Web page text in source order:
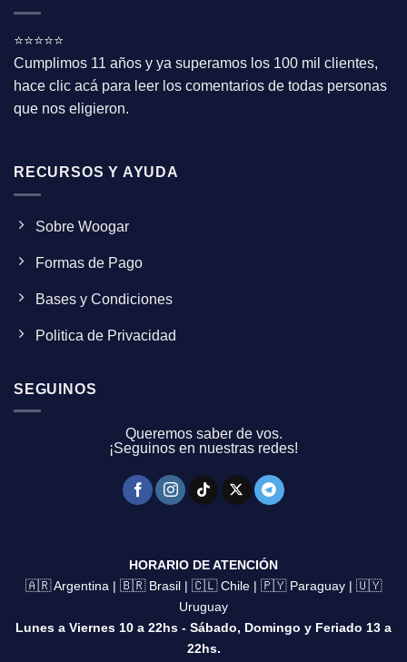
⭐⭐⭐⭐⭐
Cumplimos 11 años y ya superamos los 100 mil clientes,
hace clic acá para leer los comentarios de todas personas
que nos eligieron.
RECURSOS Y AYUDA
Sobre Woogar
Formas de Pago
Bases y Condiciones
Politica de Privacidad
SEGUINOS
Queremos saber de vos.
¡Seguinos en nuestras redes!
HORARIO DE ATENCIÓN
🇦🇷 Argentina | 🇧🇷 Brasil | 🇨🇱 Chile | 🇵🇾 Paraguay | 🇺🇾
Uruguay
Lunes a Viernes 10 a 22hs - Sábado, Domingo y Feriado 13 a
22hs.